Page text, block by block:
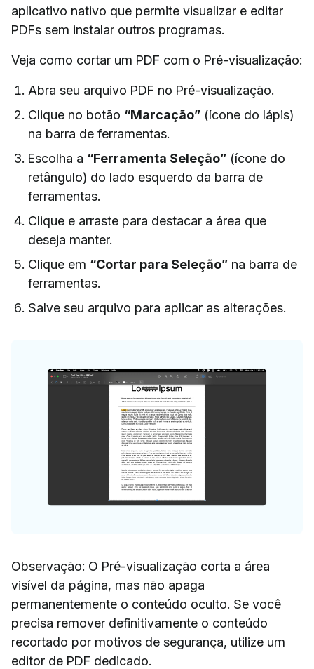
aplicativo nativo que permite visualizar e editar
PDFs sem instalar outros programas.
Veja como cortar um PDF com o Pré-visualização:
Abra seu arquivo PDF no Pré-visualização.
Clique no botão “Marcação” (ícone do lápis)
na barra de ferramentas.
Escolha a “Ferramenta Seleção” (ícone do
retângulo) do lado esquerdo da barra de
ferramentas.
Clique e arraste para destacar a área que
deseja manter.
Clique em “Cortar para Seleção” na barra de
ferramentas.
Salve seu arquivo para aplicar as alterações.
Observação: O Pré-visualização corta a área
visível da página, mas não apaga
permanentemente o conteúdo oculto. Se você
precisa remover definitivamente o conteúdo
recortado por motivos de segurança, utilize um
editor de PDF dedicado.